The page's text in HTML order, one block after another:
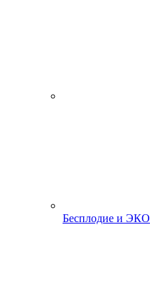
Бесплодие и ЭКО